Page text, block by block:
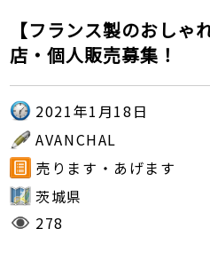
【フランス製のおしゃ
店・個人販売募集！
2021年1月18日
AVANCHAL
売ります・あげます
茨城県
278